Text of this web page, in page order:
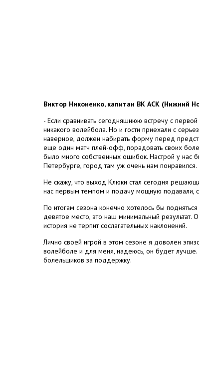
Виктор Никоненко, капитан ВК АСК (Нижний
- Если сравнивать сегодняшнюю встречу с
никакого волейбола. Но и гости приехали с
наверное, должен набирать форму перед
еще один матч плей-офф, порадовать своих
было много собственных ошибок. Настрой у нас
Петербурге, город там уж очень нам понравился.
Не скажу, что выход Клюки стал сегодня
нас первым темпом и подачу мощную подавали,
По итогам сезона конечно хотелось бы
девятое место, это наш минимальный результат.
история не терпит сослагательных наклонений.
Лично своей игрой в этом сезоне я доволен
волейболе и для меня, надеюсь, он будет лучше.
болельщиков за поддержку.